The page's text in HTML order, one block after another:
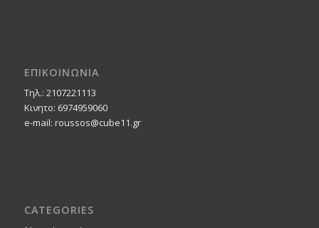
ΕΠΙΚΟΙΝΩΝΙΑ
Τηλ.: 2107221113
Κινητο: 6974959060
e-mail: roussos@cube11.gr
CATEGORIES